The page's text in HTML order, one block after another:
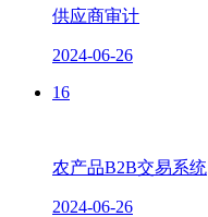
供应商审计
2024-06-26
16
农产品B2B交易系统
2024-06-26